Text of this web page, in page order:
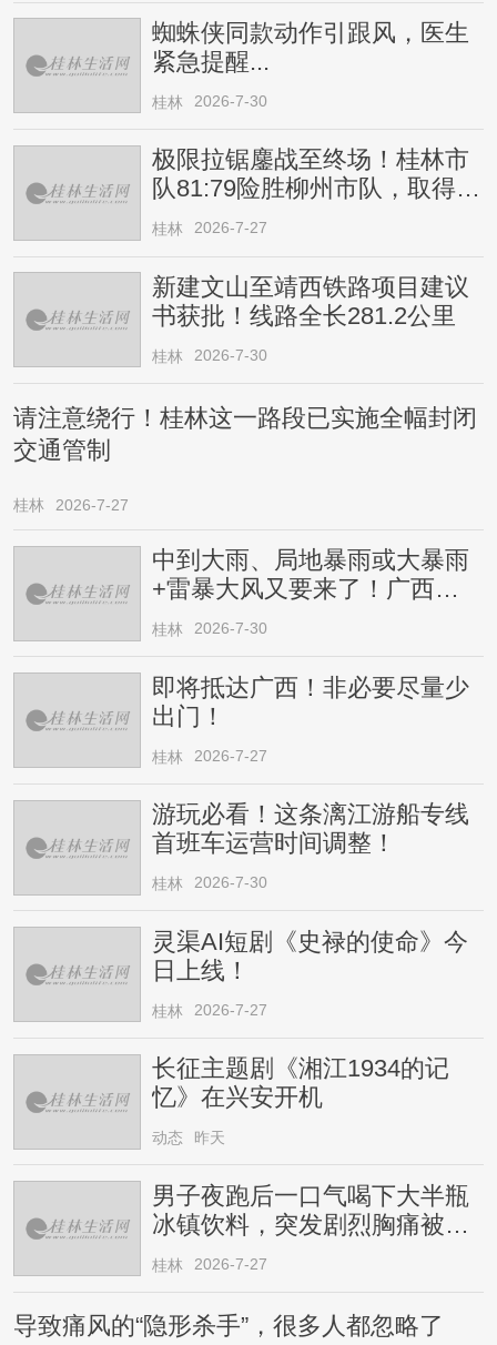
蜘蛛侠同款动作引跟风，医生
紧急提醒...
桂林 2026-7-30
极限拉锯鏖战至终场！桂林市
队81:79险胜柳州市队，取得四
连胜
桂林 2026-7-27
新建文山至靖西铁路项目建议
书获批！线路全长281.2公里
桂林 2026-7-30
请注意绕行！桂林这一路段已实施全幅封闭
交通管制
桂林 2026-7-27
中到大雨、局地暴雨或大暴雨
+雷暴大风又要来了！广西人
请注意
桂林 2026-7-30
即将抵达广西！非必要尽量少
出门！
桂林 2026-7-27
游玩必看！这条漓江游船专线
首班车运营时间调整！
桂林 2026-7-30
灵渠AI短剧《史禄的使命》今
日上线！
桂林 2026-7-27
长征主题剧《湘江1934的记
忆》在兴安开机
动态 昨天
男子夜跑后一口气喝下大半瓶
冰镇饮料，突发剧烈胸痛被送
医！医生提醒→
桂林 2026-7-27
导致痛风的“隐形杀手”，很多人都忽略了